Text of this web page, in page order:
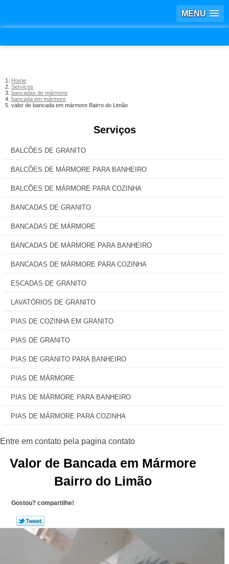
MENU
Home
Serviços
bancadas de mármore
bancada em mármore
valor de bancada em mármore Bairro do Limão
Serviços
BALCÕES DE GRANITO
BALCÕES DE MÁRMORE PARA BANHEIRO
BALCÕES DE MÁRMORE PARA COZINHA
BANCADAS DE GRANITO
BANCADAS DE MÁRMORE
BANCADAS DE MÁRMORE PARA BANHEIRO
BANCADAS DE MÁRMORE PARA COZINHA
ESCADAS DE GRANITO
LAVATÓRIOS DE GRANITO
PIAS DE COZINHA EM GRANITO
PIAS DE GRANITO
PIAS DE GRANITO PARA BANHEIRO
PIAS DE MÁRMORE
PIAS DE MÁRMORE PARA BANHEIRO
PIAS DE MÁRMORE PARA COZINHA
Valor de Bancada em Mármore
Bairro do Limão
Gostou? compartilhe!